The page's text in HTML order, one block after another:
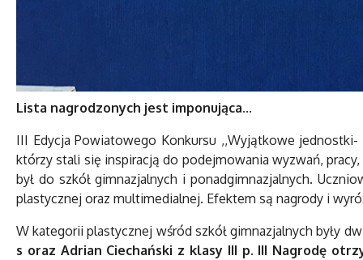
Lista nagrodzonych jest imponująca...
III Edycja Powiatowego Konkursu ,,Wyjątkowe
którzy stali się inspiracją do podejmowania wyzwań,
był do szkół gimnazjalnych i ponadgimnazjalnych.
plastycznej oraz multimedialnej. Efektem są nagrody i
W kategorii plastycznej wśród szkół gimnazjalnych były
s oraz Adrian Ciechański z klasy III p. III Nagrodę